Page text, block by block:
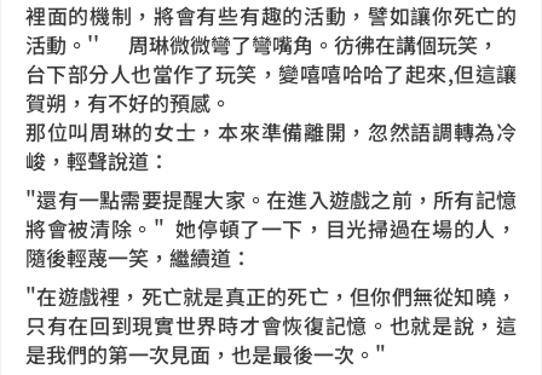
裡面的機制，將會有些有趣的活動，譬如讓你死亡的
活動。'' 周琳微微彎了彎嘴角。彷彿在講個玩笑，
台下部分人也當作了玩笑，變嘻嘻哈哈了起來,但這讓
賀朔，有不好的預感。
那位叫周琳的女士，本來準備離開，忽然語調轉為冷
峻，輕聲說道：
"還有一點需要提醒大家。在進入遊戲之前，所有記憶
將會被清除。"她停頓了一下，目光掃過在場的人，
隨後輕蔑一笑，繼續道：
"在遊戲裡，死亡就是真正的死亡，但你們無從知曉，
只有在回到現實世界時才會恢復記憶。也就是說，這
是我們的第一次見面，也是最後一次。"